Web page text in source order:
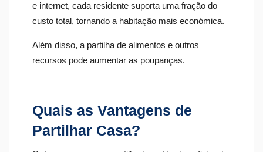
e internet, cada residente suporta uma fração do
custo total, tornando a habitação mais económica.
Além disso, a partilha de alimentos e outros
recursos pode aumentar as poupanças.
Quais as Vantagens de
Partilhar Casa?